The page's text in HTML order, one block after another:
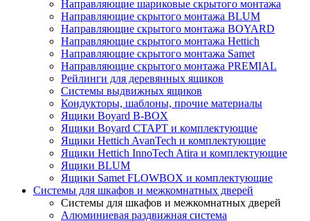
Направляющие шариковые скрытого монтажа
Направляющие скрытого монтажа BLUM
Направляющие скрытого монтажа BOYARD
Направляющие скрытого монтажа Hettich
Направляющие скрытого монтажа Samet
Направляющие скрытого монтажа PREMIAL
Рейлинги для деревянных ящиков
Системы выдвижных ящиков
Кондукторы, шаблоны, прочие материалы
Ящики Boyard B-BOX
Ящики Boyard СТАРТ и комплектующие
Ящики Hettich AvanTech и комплектующие
Ящики Hettich InnoTech Atira и комплектующие
Ящики BLUM
Ящики Samet FLOWBOX и комплектующие
Системы для шкафов и межкомнатных дверей
Системы для шкафов и межкомнатных дверей
Алюминиевая раздвижная система